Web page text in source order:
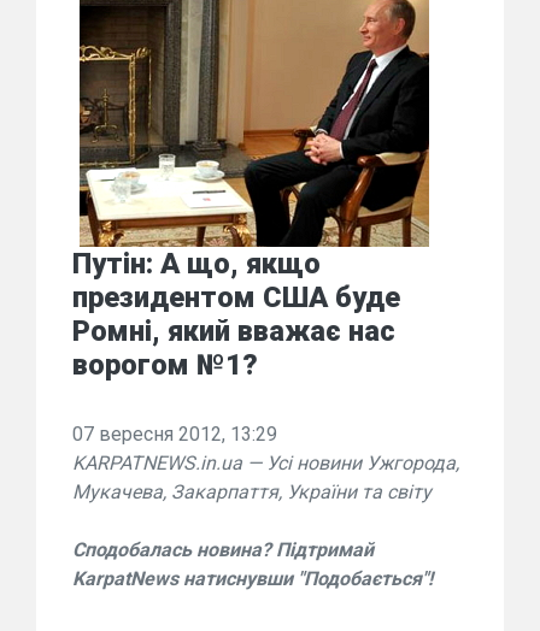
Путін: А що, якщо
президентом США буде
Ромні, який вважає нас
ворогом №1?
07 вересня 2012, 13:29
KARPATNEWS.in.ua — Усі новини Ужгорода,
Мукачева, Закарпаття, України та світу
Сподобалась новина? Підтримай
KarpatNews натиснувши "Подобається"!